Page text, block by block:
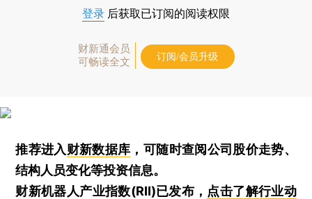
登录 后获取已订阅的阅读权限
财新通会员
可畅读全文
订阅/会员升级
推荐进入财新数据库 ，可随时查阅公司股价走势、
结构人员变化等投资信息。
财新机器人产业指数(RII)已发布， 点击了解行业动